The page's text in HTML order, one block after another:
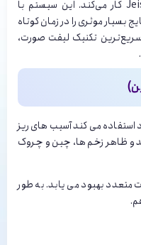
فراصوت است که با تکنولوژی Jeisy کار می‌کند. این سیستم با
بسیار موثری را در زمان کوتاه
تکنیک لیفت صورت،
استفاده می کند آسیب های ریز
و ظاهر زخم ها، چین و چروک
متعدد بهبود می یابد. به طور